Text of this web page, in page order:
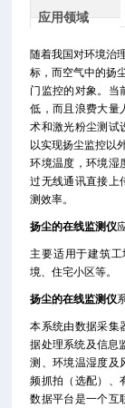
应用领域
随着我国对环境治
标，而空气中的扬
门监控的对象。当
低，而且浪费大量
术和激光粉尘测试
以实现扬尘监控以
环境温度，环境湿
过无线通讯直接上
测效率。
扬尘的在线监测仪
主要适用于建筑
境、住宅小区等。
扬尘的在线监测仪
本系统由数据采集
据处理系统及信息
测、环境温湿度及
频抓拍（选配）、
数据平台是一个互